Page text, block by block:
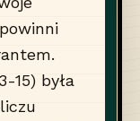
15) była